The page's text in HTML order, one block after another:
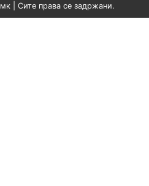
| Сите права се задржани.